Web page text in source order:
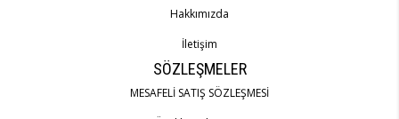
Hakkımızda
İletişim
SÖZLEŞMELER
MESAFELİ SATIŞ SÖZLEŞMESİ